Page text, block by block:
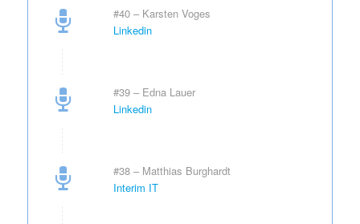
#40 – Karsten Voges
Linkedin
#39 – Edna Lauer
Linkedin
#38 – Matthias Burghardt
Interim IT